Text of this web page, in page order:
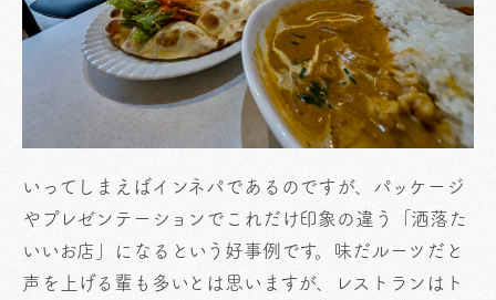
いってしまえばインネパであるのですが、パッケージ
やプレゼンテーションでこれだけ印象の違う「洒落た
いいお店」になるという好事例です。味だルーツだと
声を上げる輩も多いとは思いますが、レストランはト